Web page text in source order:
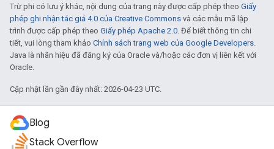
Trừ phi có lưu ý khác, nội dung của trang này được cấp phép theo Giấy
phép ghi nhận tác giả 4.0 của Creative Commons và các mẫu mã lập
trình được cấp phép theo Giấy phép Apache 2.0. Để biết thông tin chi
tiết, vui lòng tham khảo Chính sách trang web của Google Developers.
Java là nhãn hiệu đã đăng ký của Oracle và/hoặc các đơn vị liên kết với
Oracle.
Cập nhật lần gần đây nhất: 2026-04-23 UTC.
Blog
Stack Overflow